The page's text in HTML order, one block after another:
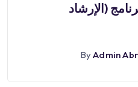
(الإرشاد
ByAdmin Abr